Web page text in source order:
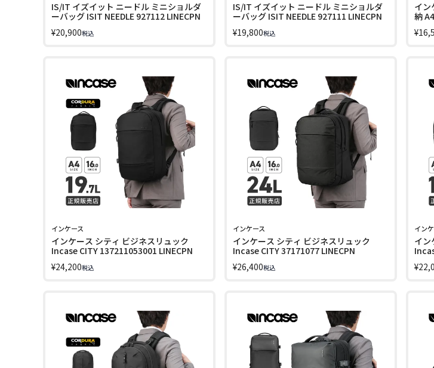
IS/IT イズイット ニードル ミニショルダ
ーバッグ ISIT NEEDLE 927112 LINECPN
¥20,900税込
IS/IT イズイット ニードル ミニショルダ
ーバッグ ISIT NEEDLE 927111 LINECPN
¥19,800税込
イン
納
¥
インケース
インケース シティ ビジネスリュック
Incase CITY 137211053001 LINECPN
¥24,200税込
インケース
インケース シティ ビジネスリュック
Incase CITY 37171077 LINECPN
¥26,400税込
イン
イン
¥